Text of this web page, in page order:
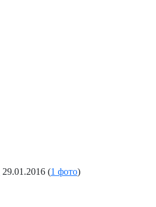
29.01.2016 (1 фото)